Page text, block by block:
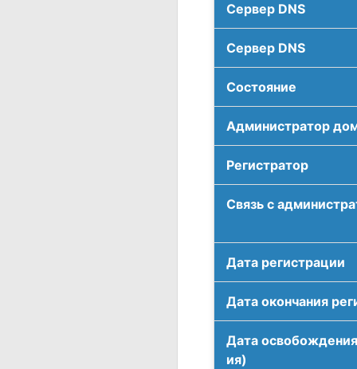
Сервер DNS
Сервер DNS
Соcтояние
Администратор
Регистратор
Связь с
Дата регистрации
Дата окончания
Дата
ия)